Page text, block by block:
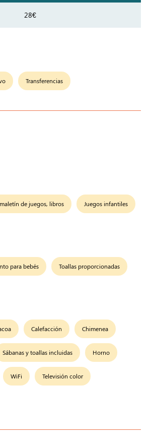
28€
Transferencias
de juegos, libros Juegos infantiles
para bebés Toallas proporcionadas
Calefacción Chimenea
Sábanas y toallas incluidas Horno
WiFi Televisión color